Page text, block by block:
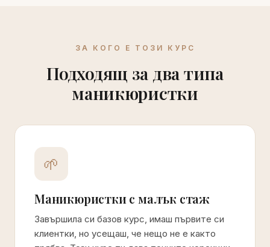
ЗА КОГО Е ТОЗИ КУРС
Подходящ за два типа
маникюристки
🌱
Маникюристки с малък стаж
Завършила си базов курс, имаш първите си
клиентки, но усещаш, че нещо не е както